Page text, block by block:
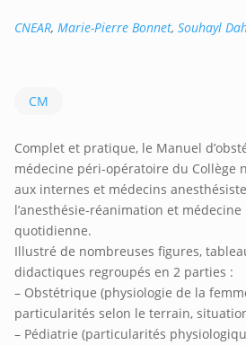
CNEAR, Marie-Pierre Bonnet, Souhayl
CM
Complet et pratique, le Manuel
médecine péri-opératoire du Collège
aux internes et médecins
l’anesthésie-réanimation et
quotidienne.
Illustré de nombreuses figures,
didactiques regroupés en 2 parties :
– Obstétrique (physiologie de la
particularités selon le terrain,
– Pédiatrie (particularités